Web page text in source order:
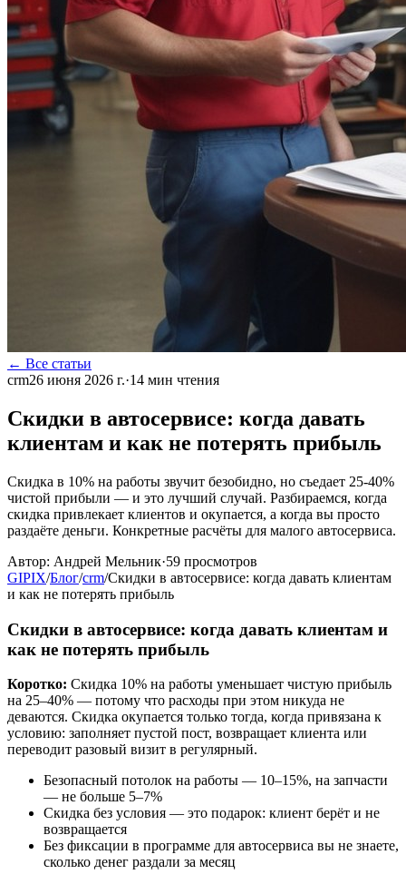
← Все статьи
crm26 июня 2026 г.·14 мин чтения
Скидки в автосервисе: когда давать
клиентам и как не потерять прибыль
Скидка в 10% на работы звучит безобидно, но съедает 25-40%
чистой прибыли — и это лучший случай. Разбираемся, когда
скидка привлекает клиентов и окупается, а когда вы просто
раздаёте деньги. Конкретные расчёты для малого автосервиса.
Автор: Андрей Мельник·59 просмотров
GIPIX/Блог/crm/Скидки в автосервисе: когда давать клиентам
и как не потерять прибыль
Скидки в автосервисе: когда давать клиентам и
как не потерять прибыль
Коротко: Скидка 10% на работы уменьшает чистую прибыль
на 25–40% — потому что расходы при этом никуда не
деваются. Скидка окупается только тогда, когда привязана к
условию: заполняет пустой пост, возвращает клиента или
переводит разовый визит в регулярный.
Безопасный потолок на работы — 10–15%, на запчасти
— не больше 5–7%
Скидка без условия — это подарок: клиент берёт и не
возвращается
Без фиксации в программе для автосервиса вы не знаете,
сколько денег раздали за месяц